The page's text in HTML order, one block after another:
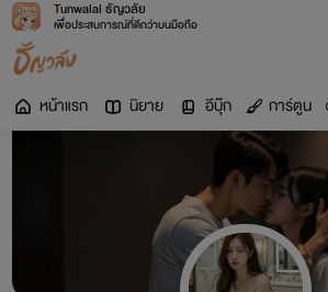
Tunwalai ธัญวลัย
เพื่อประสบการณ์ที่ดีกว่าบนมือถือ
หน้าแรก นิยาย อีบุ๊ก การ์ตูน